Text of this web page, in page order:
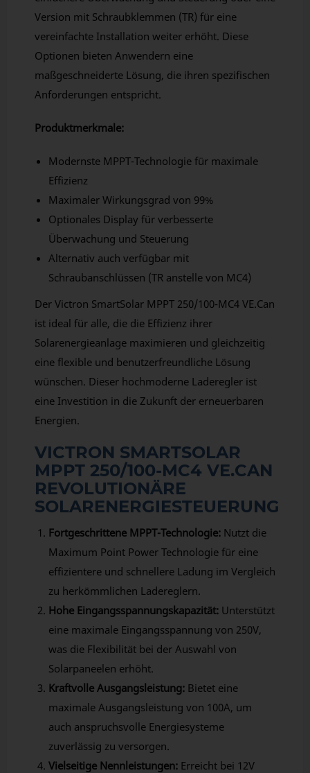
Version mit Schraubklemmen (TR) für eine
vereinfachte Installation weiter erhöht. Diese
Optionen bieten Anwendern eine
maßgeschneiderte Lösung, die ihren spezifischen
Anforderungen entspricht.
Produktmerkmale:
Modernste MPPT-Technologie für maximale
Effizienz
Maximaler Wirkungsgrad von 99%
Optionales Display für verbesserte
Überwachung und Steuerung
Alternativ auch verfügbar mit
Schraubanschlüssen (TR anstelle von MC4)
Der Victron SmartSolar MPPT 250/100-MC4 VE.Can
ist ideal für alle, die die Effizienz ihrer
Solarenergieanlage maximieren und gleichzeitig
eine flexible und benutzerfreundliche Lösung
wünschen. Dieser hochmoderne Laderegler ist
eine Investition in die Zukunft der erneuerbaren
Energien.
VICTRON SMARTSOLAR
MPPT 250/100-MC4 VE.CAN
REVOLUTIONÄRE
SOLARENERGIESTEUERUNG
Fortgeschrittene MPPT-Technologie: Nutzt die
Maximum Point Power Technologie für eine
effizientere und schnellere Ladung im Vergleich
zu herkömmlichen Ladereglern.
Hohe Eingangsspannungskapazität: Unterstützt
eine maximale Eingangsspannung von 250V,
was die Flexibilität bei der Auswahl von
Solarpaneelen erhöht.
Kraftvolle Ausgangsleistung: Bietet eine
maximale Ausgangsleistung von 100A, um
auch anspruchsvolle Energiesysteme
zuverlässig zu versorgen.
Vielseitige Nennleistungen: Erreicht bei 12V